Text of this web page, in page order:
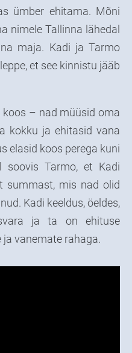
ümber ehitama. Mõni
nimele Tallinna lähedal
maja. Kadi ja Tarmo
et see kinnistu jääb
– nad müüsid oma
kokku ja ehitasid vana
elasid koos perega kuni
soovis Tarmo, et Kadi
summast, mis nad olid
Kadi keeldus, öeldes,
ja ta on ehituse
vanemate rahaga.